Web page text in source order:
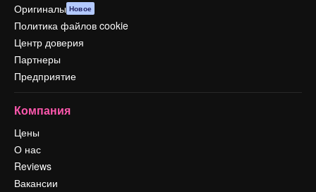
Оригиналы Новое
Политика файлов cookie
Центр доверия
Партнеры
Предприятие
Компания
Цены
О нас
Reviews
Вакансии